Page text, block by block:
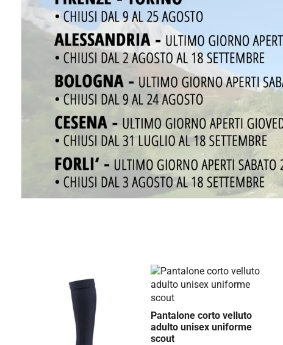
Pantalone corto velluto
adulto unisex uniforme
scout